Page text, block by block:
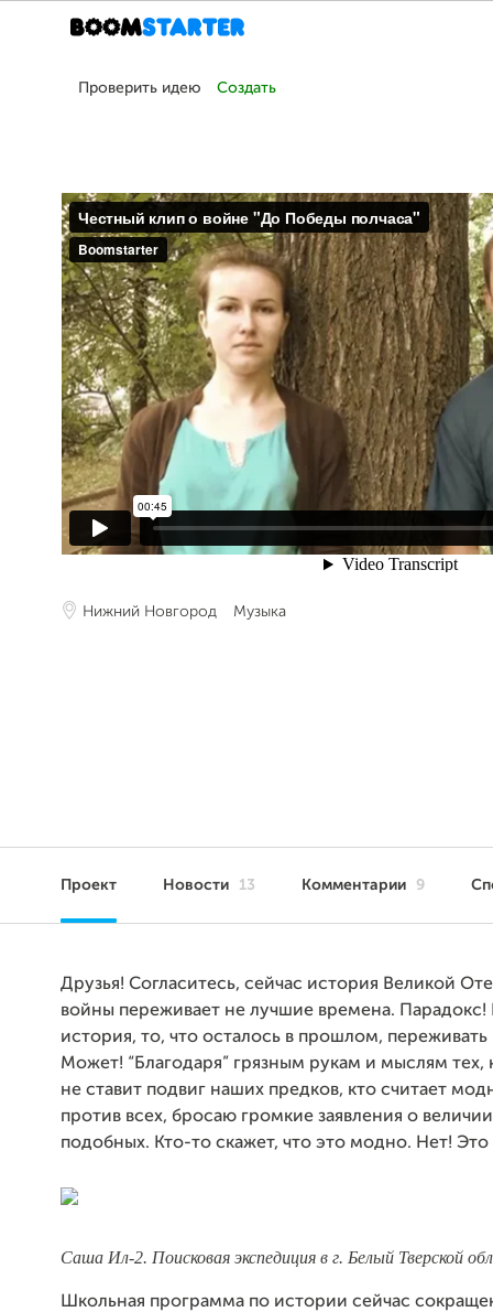
Проверить идею Создать
Нижний Новгород Музыка
Проект Новости 13 Комментарии 9
Друзья! Согласитесь, сейчас история Великой
войны переживает не лучшие времена. Парадокс!
история, то, что осталось в прошлом, переживать
Может! “Благодаря” грязным рукам и мыслям тех,
не ставит подвиг наших предков, кто считает
против всех, бросаю громкие заявления о
подобных. Кто-то скажет, что это модно. Нет! Это
Саша Ил-2. Поисковая экспедиция в г. Белый Тверской
Школьная программа по истории сейчас